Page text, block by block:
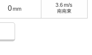
0 mm
3.6 m/s
南南東